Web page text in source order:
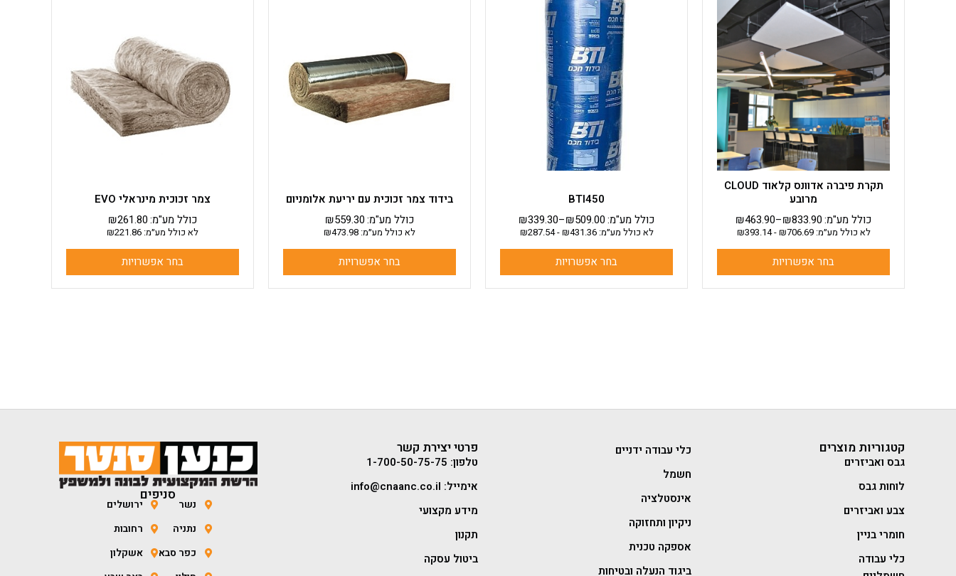
תקרת פיברה אדוונס קלאוד CLOUD
מרובע
₪463.90–₪833.90כולל מע"מ:
לא כולל מע״מ: ₪706.69
-
₪393.14
בחר אפשרויות
זה
מספר
סוגים.
ניתן
לבחור
את
האפשרויות
בעמוד
המוצר
BTI450
₪339.30–₪509.00כולל מע"מ:
לא כולל מע״מ: ₪431.36
-
₪287.54
בחר אפשרויות
זה
יש
מספר
סוגים.
ניתן
לבחור
את
האפשרויות
בעמוד
המוצר
בידוד צמר זכוכית עם יריעת אלומניום
₪559.30כולל מע"מ:
לא כולל מע״מ: ₪473.98
בחר אפשרויות
סוגים.
ניתן
לבחור
את
האפשרויות
צמר זכוכית מינראלי EVO
₪261.80כולל מע"מ:
לא כולל מע״מ: ₪221.86
בחר אפשרויות
מספר
סוגים.
ניתן
לבחור
את
האפשרויות
קטגוריות מוצרים
גבס ואביזרים
לוחות גבס
צבע ואביזרים
חומרי בניין
כלי עבודה
כלי עבודה ידניים
חשמל
אינסטלציה
ניקיון ותחזוקה
אספקה טכנית
ביגוד הנעלה ובטיחות
פרטי יצירת קשר
טלפון: 1-700-50-75-75
אימייל: info@cnaanc.co.il
מידע מקצועי
תקנון
ביטול עסקה
סניפים
נשר
נתניה
כפר סבא
ירושלים
רחובות
אשקלון